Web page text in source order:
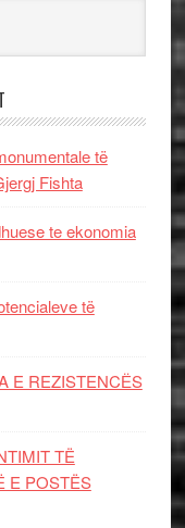
të
Fishta
te ekonomia
të
E REZISTENCЁS
TË
E POSTËS